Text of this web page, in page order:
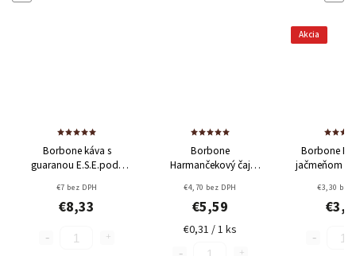
káva s
E.S.E.pody
Harmančekový čaj
€4,70 bez DPH
€0,31 / 1 ks
Borbone Espresso s
jačmeňom E.S.E.pody
€3,30 bez DPH